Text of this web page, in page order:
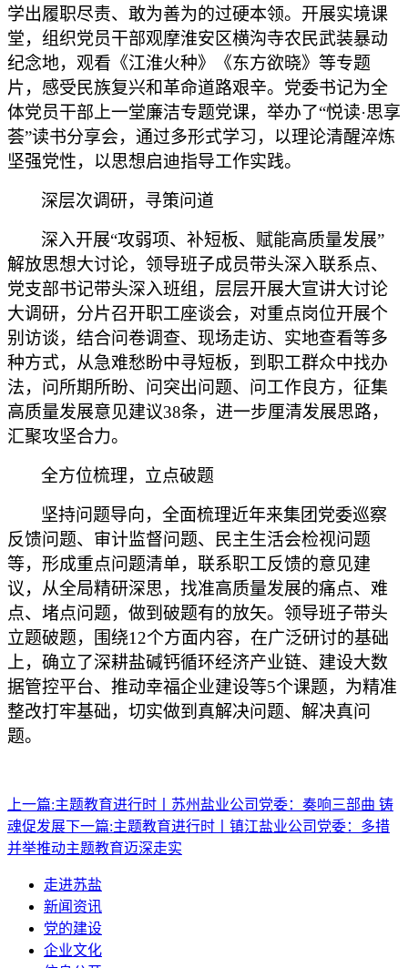
学出履职尽责、敢为善为的过硬本领。开展实境课
堂，组织党员干部观摩淮安区横沟寺农民武装暴动
纪念地，观看《江淮火种》《东方欲晓》等专题
片，感受民族复兴和革命道路艰辛。党委书记为全
体党员干部上一堂廉洁专题党课，举办了“悦读·思享
荟”读书分享会，通过多形式学习，以理论清醒淬炼
坚强党性，以思想启迪指导工作实践。
深层次调研，寻策问道
深入开展“攻弱项、补短板、赋能高质量发展”
解放思想大讨论，领导班子成员带头深入联系点、
党支部书记带头深入班组，层层开展大宣讲大讨论
大调研，分片召开职工座谈会，对重点岗位开展个
别访谈，结合问卷调查、现场走访、实地查看等多
种方式，从急难愁盼中寻短板，到职工群众中找办
法，问所期所盼、问突出问题、问工作良方，征集
高质量发展意见建议38条，进一步厘清发展思路，
汇聚攻坚合力。
全方位梳理，立点破题
坚持问题导向，全面梳理近年来集团党委巡察
反馈问题、审计监督问题、民主生活会检视问题
等，形成重点问题清单，联系职工反馈的意见建
议，从全局精研深思，找准高质量发展的痛点、难
点、堵点问题，做到破题有的放矢。领导班子带头
立题破题，围绕12个方面内容，在广泛研讨的基础
上，确立了深耕盐碱钙循环经济产业链、建设大数
据管控平台、推动幸福企业建设等5个课题，为精准
整改打牢基础，切实做到真解决问题、解决真问
题。
上一篇:主题教育进行时丨苏州盐业公司党委：奏响三部曲 铸
魂促发展下一篇:主题教育进行时丨镇江盐业公司党委：多措
并举推动主题教育迈深走实
走进苏盐
新闻资讯
党的建设
企业文化